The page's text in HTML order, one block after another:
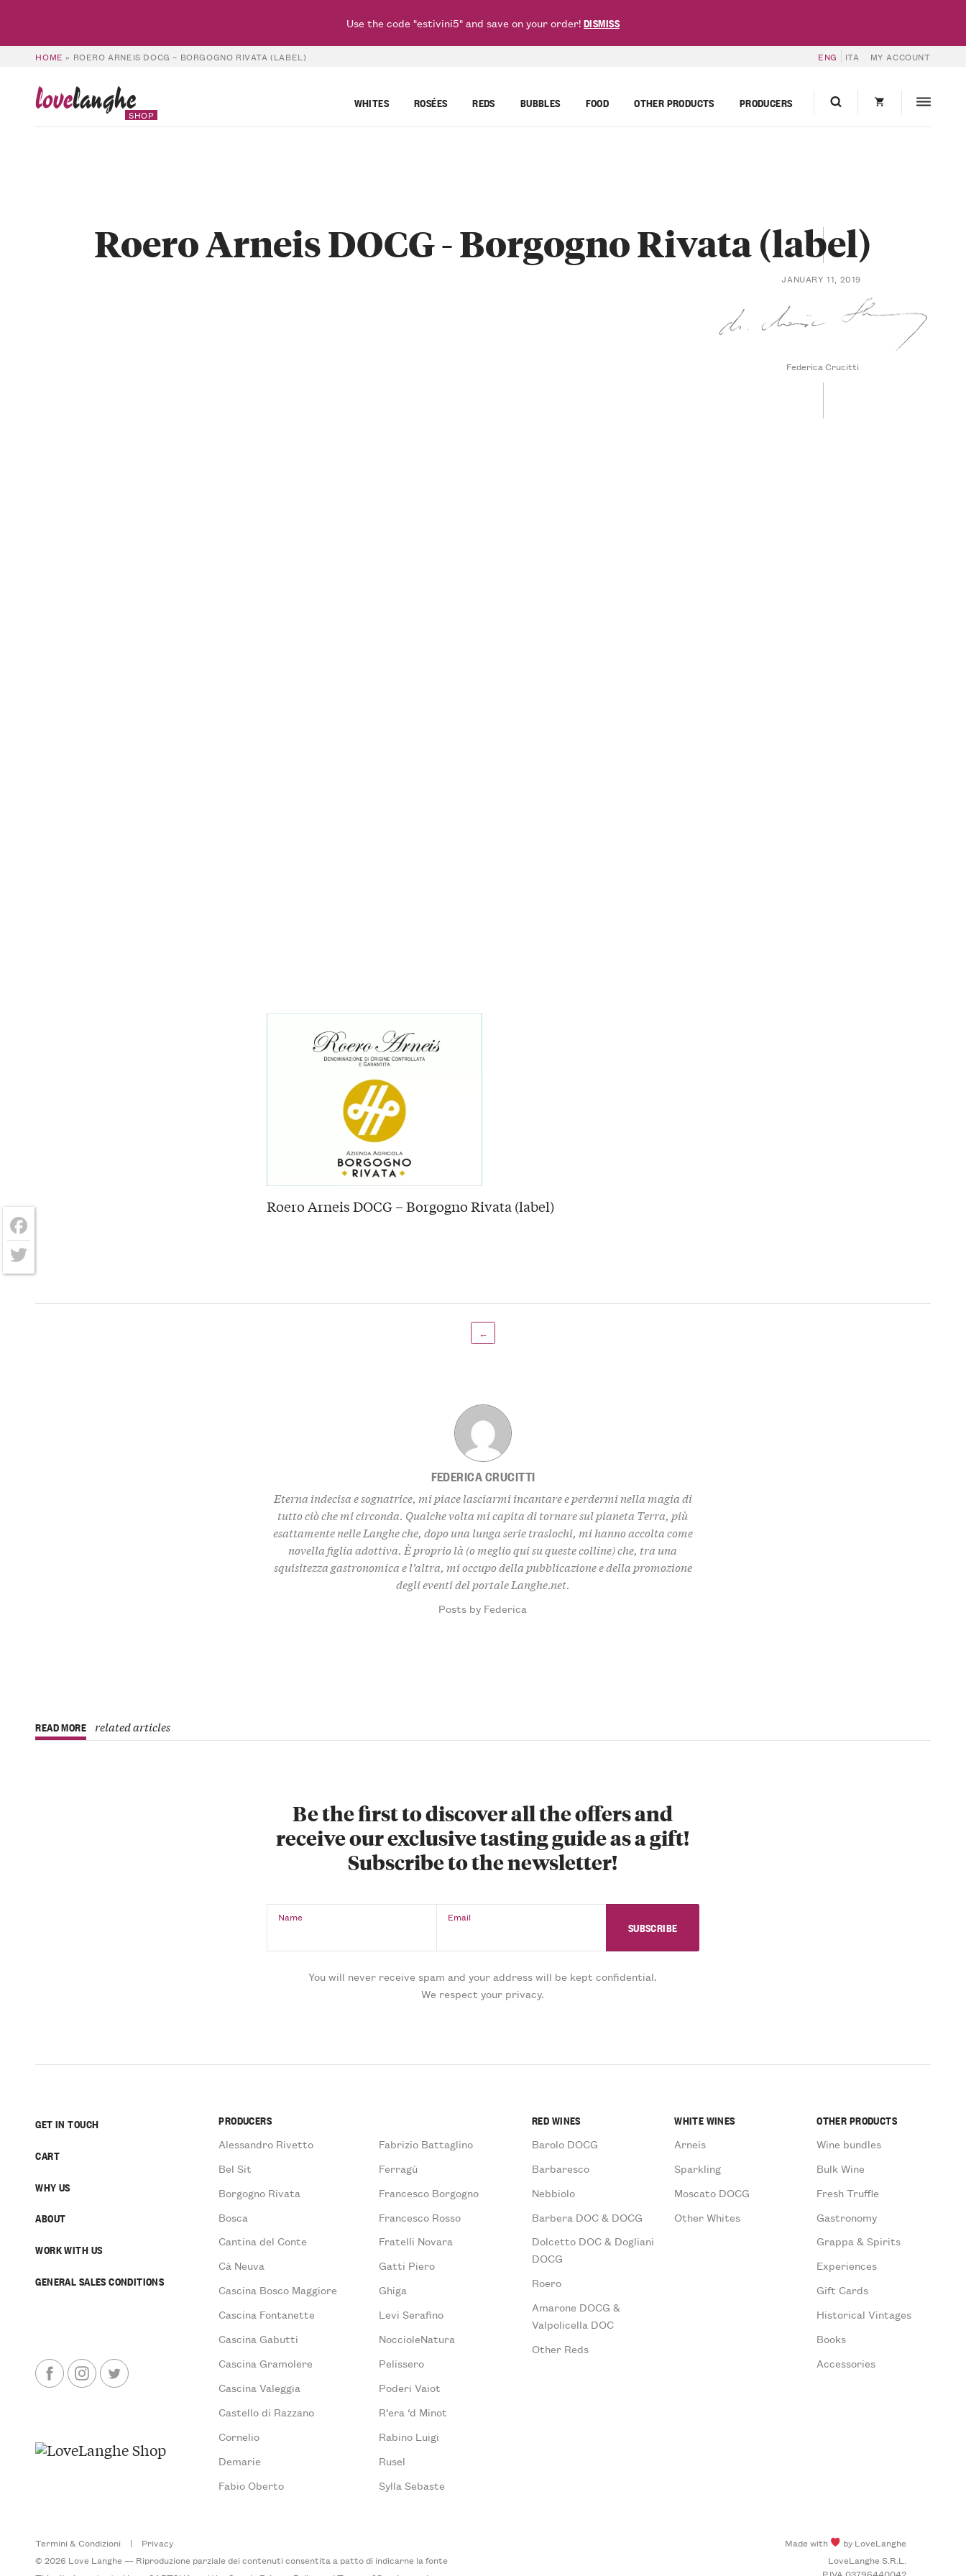
HOME » ROERO ARNEIS DOCG – BORGOGNO RIVATA (LABEL) ENG ITA MY ACCOUNT
lovelanghe
SHOP
WHITES ROSÉES REDS BUBBLES FOOD OTHER PRODUCTS PRODUCERS
Roero Arneis DOCG - Borgogno Rivata (label)
JANUARY 11, 2019
Federica Crucitti
Roero Arneis DOCG – Borgogno Rivata (label)
←
FEDERICA CRUCITTI
Eterna indecisa e sognatrice, mi piace lasciarmi incantare e perdermi nella magia di
tutto ciò che mi circonda. Qualche volta mi capita di tornare sul pianeta Terra, più
esattamente nelle Langhe che, dopo una lunga serie traslochi, mi hanno accolta come
novella figlia adottiva. È proprio là (o meglio qui su queste colline) che, tra una
squisitezza gastronomica e l’altra, mi occupo della pubblicazione e della promozione
degli eventi del portale Langhe.net.
Posts by Federica
READ MORE related articles
Be the first to discover all the offers and
receive our exclusive tasting guide as a gift!
Subscribe to the newsletter!
Name Email
You will never receive spam and your address will be kept confidential.
We respect your privacy.
GET IN TOUCH
CART
WHY US
ABOUT
WORK WITH US
GENERAL SALES CONDITIONS
PRODUCERS
Alessandro Rivetto
Bel Sit
Borgogno Rivata
Bosca
Cantina del Conte
Cà Neuva
Cascina Bosco Maggiore
Cascina Fontanette
Cascina Gabutti
Cascina Gramolere
Cascina Valeggia
Castello di Razzano
Cornelio
Demarie
Fabio Oberto
Fabrizio Battaglino
Ferragù
Francesco Borgogno
Francesco Rosso
Fratelli Novara
Gatti Piero
Ghiga
Levi Serafino
NoccioleNatura
Pelissero
Poderi Vaiot
R’era ‘d Minot
Rabino Luigi
Rusel
Sylla Sebaste
RED WINES
Barolo DOCG
Barbaresco
Nebbiolo
Barbera DOC & DOCG
Dolcetto DOC & Dogliani
DOCG
Roero
Amarone DOCG &
Valpolicella DOC
Other Reds
WHITE WINES
Arneis
Sparkling
Moscato DOCG
Other Whites
OTHER PRODUCTS
Wine bundles
Bulk Wine
Fresh Truffle
Gastronomy
Grappa & Spirits
Experiences
Gift Cards
Historical Vintages
Books
Accessories
Termini & Condizioni |
Privacy
© 2026 Love Langhe — Riproduzione parziale dei contenuti consentita a patto di indicarne la fonte
Made with
by LoveLanghe
LoveLanghe S.R.L.
P.IVA 03796440042
Facebook
Twitter
Use the code "estivini5" and save on your order!DISMISS